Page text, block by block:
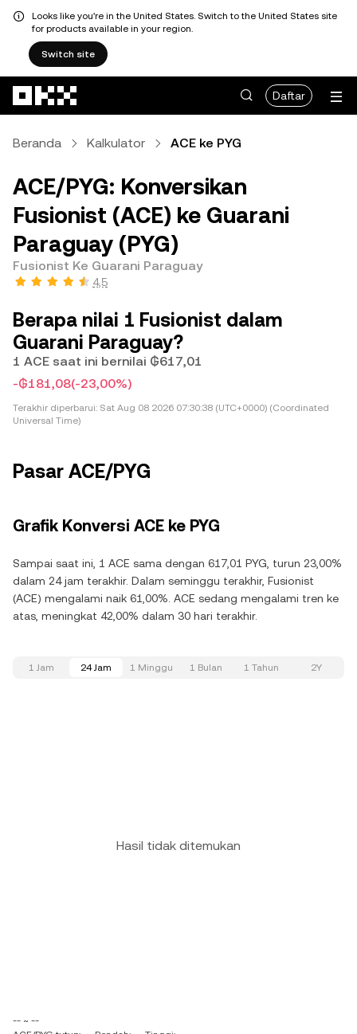
Looks like you're in the United States. Switch to the United States site
for products available in your region.
Switch site
Daftar
Beranda Kalkulator ACE ke PYG
ACE/PYG: Konversikan
Fusionist (ACE) ke Guarani
Paraguay (PYG)
Fusionist Ke Guarani Paraguay
4,5
Berapa nilai 1 Fusionist dalam
Guarani Paraguay?
1 ACE saat ini bernilai ₲617,01
-₲181,08(-23,00%)
Terakhir diperbarui: Sat Aug 08 2026 07:30:38 (UTC+0000) (Coordinated
Universal Time)
Pasar ACE/PYG
Grafik Konversi ACE ke PYG
Sampai saat ini, 1 ACE sama dengan 617,01 PYG, turun 23,00%
dalam 24 jam terakhir. Dalam seminggu terakhir, Fusionist
(ACE) mengalami naik 61,00%. ACE sedang mengalami tren ke
atas, meningkat 42,00% dalam 30 hari terakhir.
1 Jam 24 Jam 1 Minggu 1 Bulan 1 Tahun 2Y
Hasil tidak ditemukan
-- ~ --